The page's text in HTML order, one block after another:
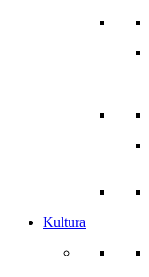
Kultura